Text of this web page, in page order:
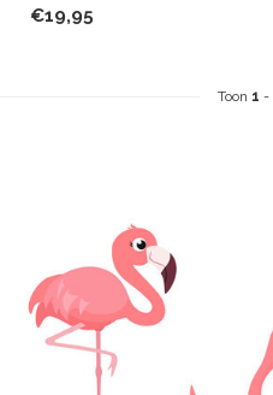
€19,95
Toon 1 -